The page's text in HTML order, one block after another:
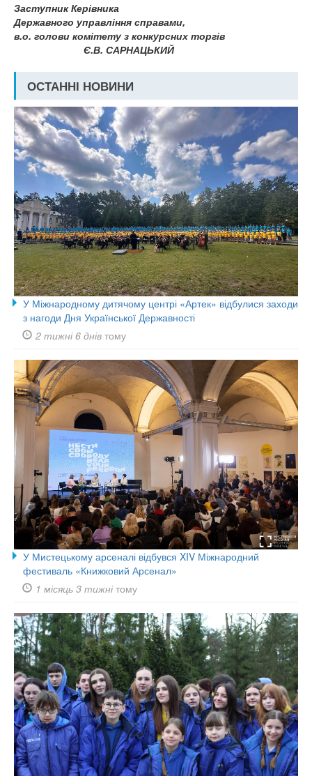
Заступник Керівника
Державного управління справами,
в.о. голови комітету з конкурсних торгів
Є.В. САРНАЦЬКИЙ
ОСТАННІ НОВИНИ
У Міжнародному дитячому центрі «Артек» відбулися заходи
з нагоди Дня Української Державності
2 тижні 6 днів тому
У Мистецькому арсеналі відбувся XIV Міжнародний
фестиваль «Книжковий Арсенал»
1 місяць 3 тижнітому